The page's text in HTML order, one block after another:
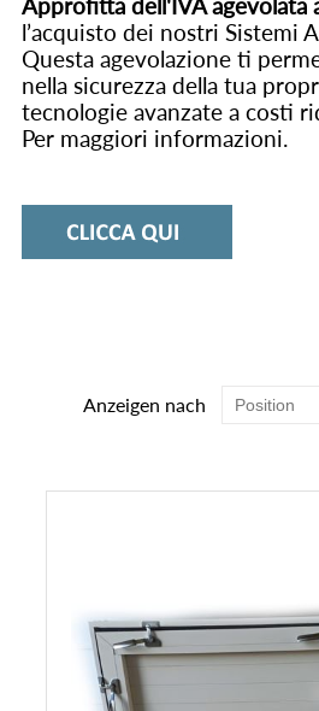
Approfitta dell'IVA agevolata
l’acquisto dei nostri Sistemi
Questa agevolazione ti
nella sicurezza della tua
tecnologie avanzate a costi
Per maggiori informazioni.
Anzeigen nach